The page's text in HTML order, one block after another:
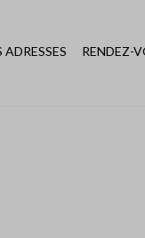
ADRESSES RENDEZ-